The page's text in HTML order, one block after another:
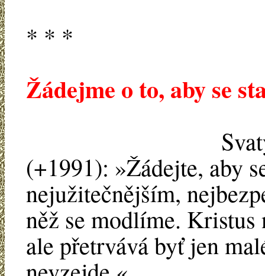
* * *
Žádejme o to, aby se
(+1991): »Žádejte, aby
nejužitečnějším,
něž se modlíme.
ale přetrvává byť jen